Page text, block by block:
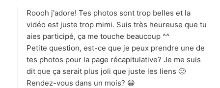
:
Roooh j'adore! Tes photos sont trop belles et la
vidéo est juste trop mimi. Suis très heureuse que tu
aies participé, ça me touche beaucoup ^^
Petite question, est-ce que je peux prendre une de
tes photos pour la page récapitulative? Je me suis
dit que ça serait plus joli que juste les liens 🙂
Rendez-vous dans un mois? 😀